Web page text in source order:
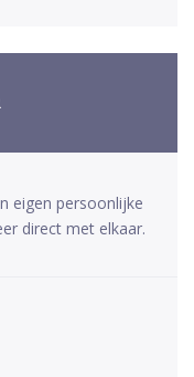
eigen persoonlijke
direct met elkaar.